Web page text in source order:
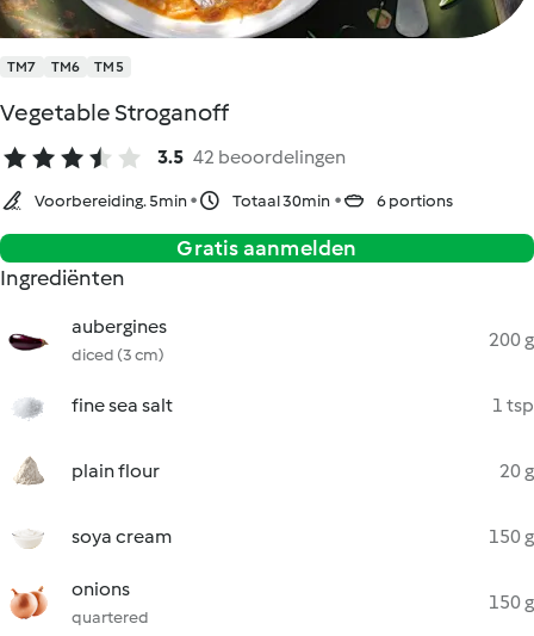
TM7 TM6 TM5
Vegetable Stroganoff
3.5 42 beoordelingen
Voorbereiding. 5min Totaal 30min 6 portions
Gratis aanmelden
Ingrediënten
aubergines
diced (3 cm)
200 g
fine sea salt 1 tsp
plain flour 20 g
soya cream 150 g
onions
quartered
150 g